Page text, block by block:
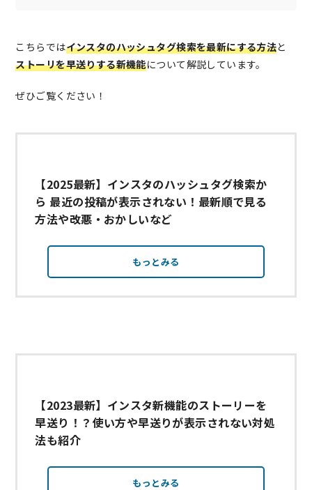
こちらではインスタのハッシュタグ検索を最新にする方法と
ストーリを早送りする新機能について解説しています。
ぜひご覧ください！
【2025最新】インスタのハッシュタグ検索か
ら 最近の投稿が表示されない！最新順で見る
方法や改悪・おかしいなど
もっとみる
【2023最新】インスタ新機能のストーリーを
早送り！？使い方や早送りが表示されない対処
法も紹介
もっとみる